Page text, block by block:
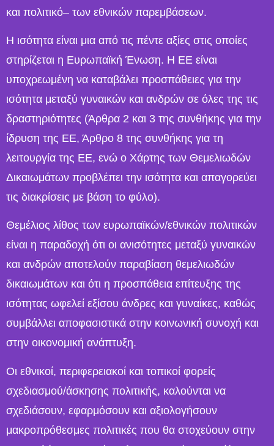
και πολιτικό– των εθνικών παρεμβάσεων.
Η ισότητα είναι μια από τις πέντε αξίες στις οποίες
στηρίζεται η Ευρωπαϊκή Ένωση. Η ΕΕ είναι
υποχρεωμένη να καταβάλει προσπάθειες για την
ισότητα μεταξύ γυναικών και ανδρών σε όλες της τις
δραστηριότητες (Άρθρα 2 και 3 της συνθήκης για την
ίδρυση της ΕΕ, Άρθρο 8 της συνθήκης για τη
λειτουργία της ΕΕ, ενώ ο Χάρτης των Θεμελιωδών
Δικαιωμάτων προβλέπει την ισότητα και απαγορεύει
τις διακρίσεις με βάση το φύλο).
Θεμέλιος λίθος των ευρωπαϊκών/εθνικών πολιτικών
είναι η παραδοχή ότι οι ανισότητες μεταξύ γυναικών
και ανδρών αποτελούν παραβίαση θεμελιωδών
δικαιωμάτων και ότι η προσπάθεια επίτευξης της
ισότητας ωφελεί εξίσου άνδρες και γυναίκες, καθώς
συμβάλλει αποφασιστικά στην κοινωνική συνοχή και
στην οικονομική ανάπτυξη.
Οι εθνικοί, περιφερειακοί και τοπικοί φορείς
σχεδιασμού/άσκησης πολιτικής, καλούνται να
σχεδιάσουν, εφαρμόσουν και αξιολογήσουν
μακροπρόθεσμες πολιτικές που θα στοχεύουν στην